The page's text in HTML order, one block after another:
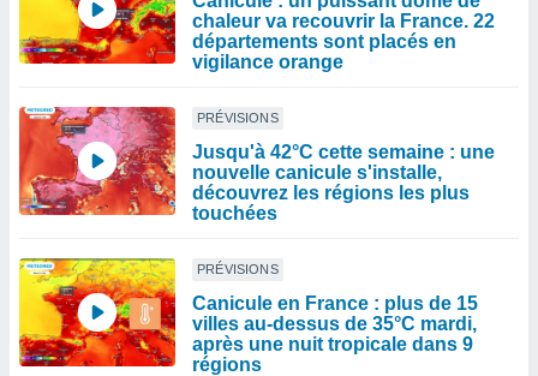
chaleur va recouvrir la France. 22
départements sont placés en
vigilance orange
PRÉVISIONS
Jusqu'à 42°C cette semaine : une
nouvelle canicule s'installe,
découvrez les régions les plus
touchées
PRÉVISIONS
Canicule en France : plus de 15
villes au-dessus de 35°C mardi,
après une nuit tropicale dans 9
régions